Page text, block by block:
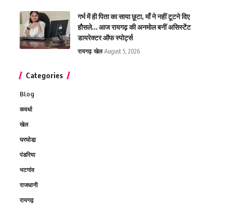
गर्भ में ही पिता का साया छूटा, माँ ने नहीं टूटने दिए
हौसले… आज रायगढ़ की अनमोल बनीं असिस्टेंट
डायरेक्टर ऑफ स्पोर्ट्स
रायगढ़ खेल August 5, 2026
Categories
Blog
कवर्धा
खेल
घरघोडा़
पंडरिया
भटगांव
राजधानी
रायगढ़